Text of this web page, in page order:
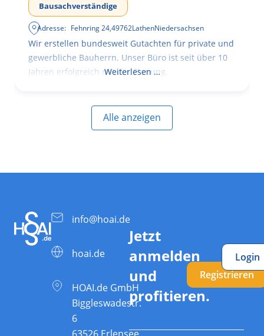
Bausachverständige
Adresse: Fehnring 24,49762LathenNiedersachsen
Wir erstellen bundesweit Gutachten für private und
gewerbliche Bauherrn. Unser Büro ist seit über 10
Jahren erfolgreich mit der Planung,
Weiterlesen …
Alle anzeigen
info@hoai.de
hoai.de
HOAI.de GmbH
Biggleswadestr.
6
Jetzt
anmelden
und
profitieren.
Registrieren
Login